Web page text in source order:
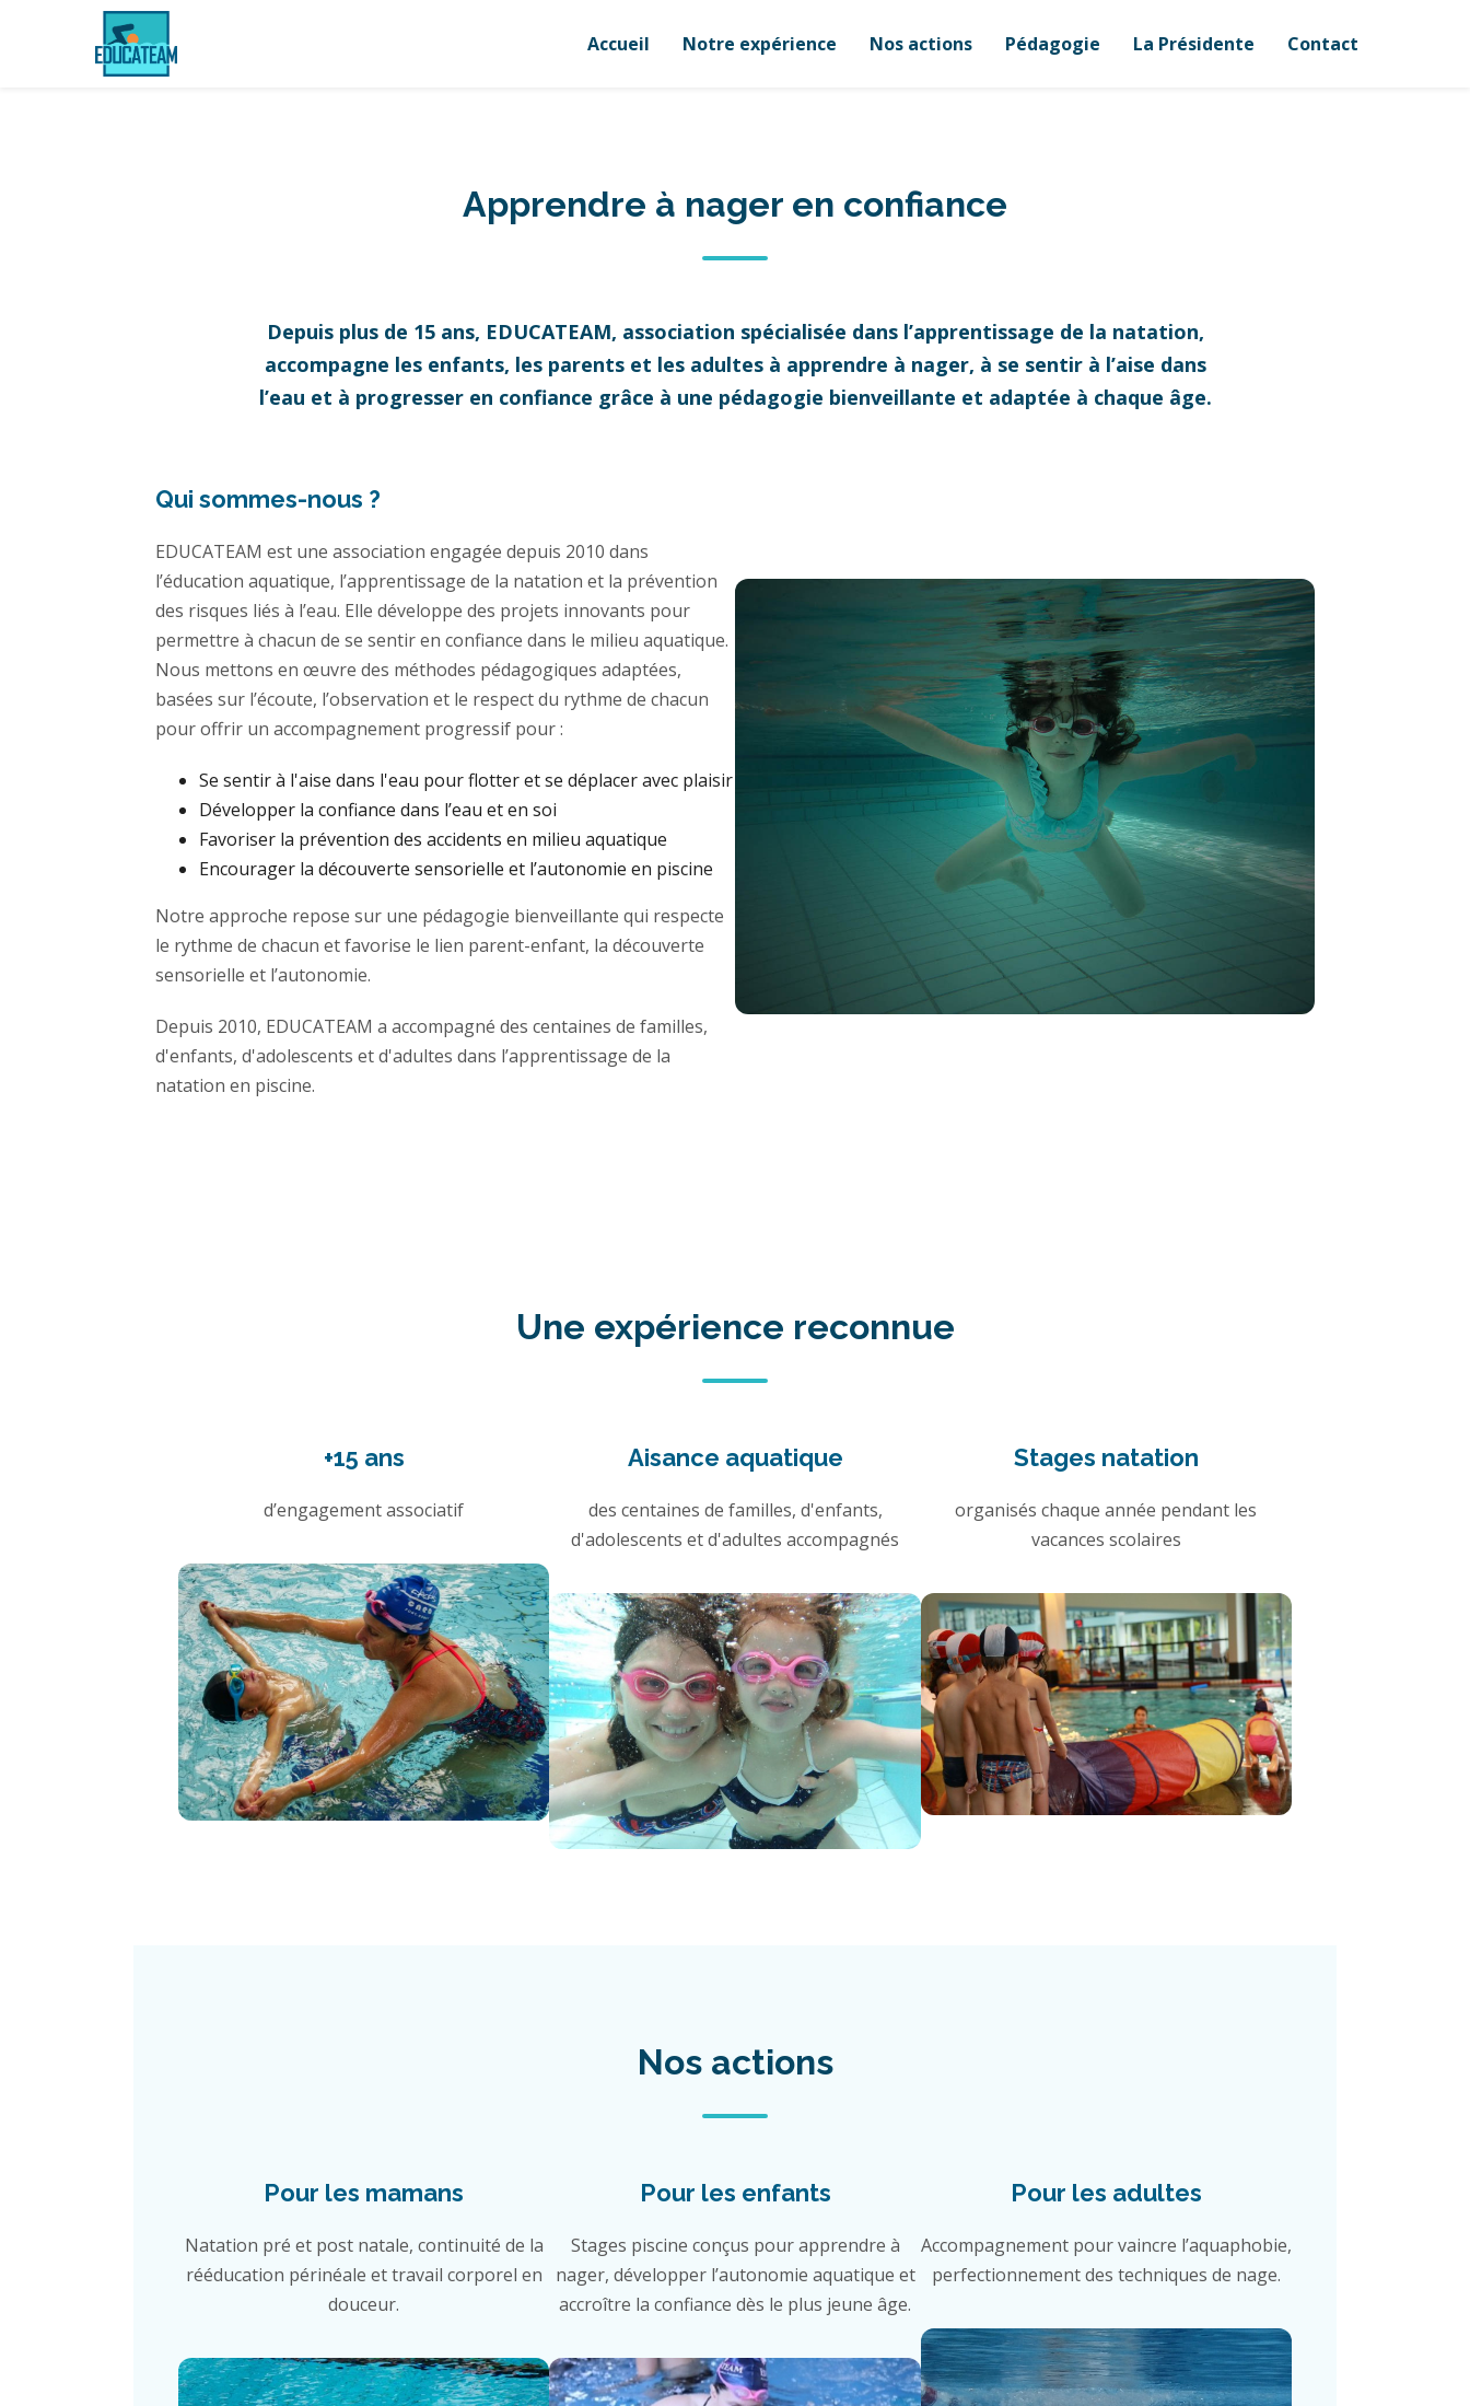
Accueil Notre expérience Nos actions Pédagogie La Présidente Contact
Apprendre à nager en confiance
Depuis plus de 15 ans, EDUCATEAM, association spécialisée dans l’apprentissage de la natation,
accompagne les enfants, les parents et les adultes à apprendre à nager, à se sentir à l’aise dans
l’eau et à progresser en confiance grâce à une pédagogie bienveillante et adaptée à chaque âge.
Qui sommes-nous ?
EDUCATEAM est une association engagée depuis 2010 dans
l’éducation aquatique, l’apprentissage de la natation et la prévention
des risques liés à l’eau. Elle développe des projets innovants pour
permettre à chacun de se sentir en confiance dans le milieu aquatique.
Nous mettons en œuvre des méthodes pédagogiques adaptées,
basées sur l’écoute, l’observation et le respect du rythme de chacun
pour offrir un accompagnement progressif pour :
Se sentir à l'aise dans l'eau pour flotter et se déplacer avec plaisir
Développer la confiance dans l’eau et en soi
Favoriser la prévention des accidents en milieu aquatique
Encourager la découverte sensorielle et l’autonomie en piscine
Notre approche repose sur une pédagogie bienveillante qui respecte
le rythme de chacun et favorise le lien parent-enfant, la découverte
sensorielle et l’autonomie.
Depuis 2010, EDUCATEAM a accompagné des centaines de familles,
d'enfants, d'adolescents et d'adultes dans l’apprentissage de la
natation en piscine.
Une expérience reconnue
+15 ans
d’engagement associatif
Aisance aquatique
des centaines de familles, d'enfants,
d'adolescents et d'adultes accompagnés
Stages natation
organisés chaque année pendant les
vacances scolaires
Nos actions
Pour les mamans
Natation pré et post natale, continuité de la
rééducation périnéale et travail corporel en
douceur.
Pour les enfants
Stages piscine conçus pour apprendre à
nager, développer l’autonomie aquatique et
accroître la confiance dès le plus jeune âge.
Pour les adultes
Accompagnement pour vaincre l’aquaphobie,
perfectionnement des techniques de nage.